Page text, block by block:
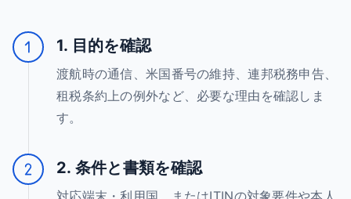
1. 目的を確認
渡航時の通信、米国番号の維持、連邦税務申告、
租税条約上の例外など、必要な理由を確認しま
す。
2. 条件と書類を確認